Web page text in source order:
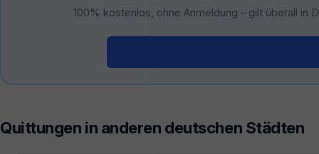
100% kostenlos, ohne Anmeldung – gilt überall in
Quittungen in anderen deutschen Städten